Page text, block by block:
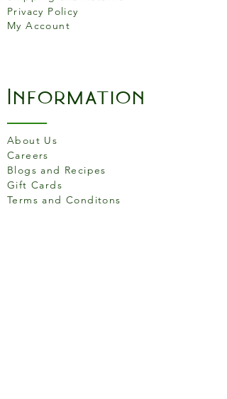
Privacy Policy
My Account
Information
About Us
Careers
Blogs and Recipes
Gift Cards
Terms and Conditons